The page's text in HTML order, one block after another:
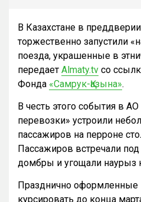
В Казахстане в
торжественно запустили
поезда, украшенные в
передает Almaty.tv со
Фонда «Самрук-Қазына».
В честь этого события в
перевозки» устроили
пассажиров на перроне
Пассажиров встречали
домбры и угощали наурыз
Празднично оформленные
курсировать до конца